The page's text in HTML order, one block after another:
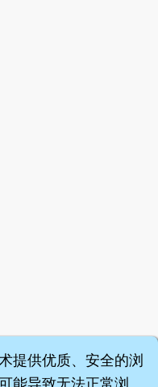
提供优质、安全的浏
能导致无法正常浏